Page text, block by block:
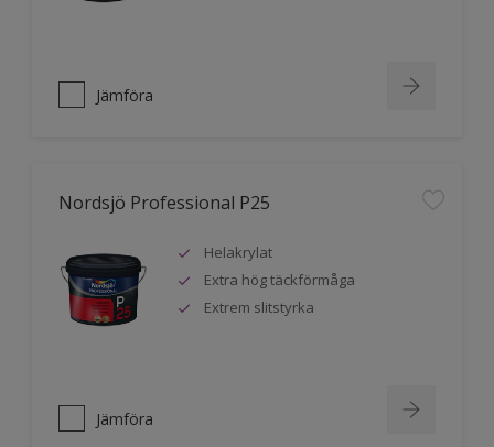
Jämföra
Nordsjö Professional P25
Helakrylat
Extra hög täckförmåga
Extrem slitstyrka
Jämföra